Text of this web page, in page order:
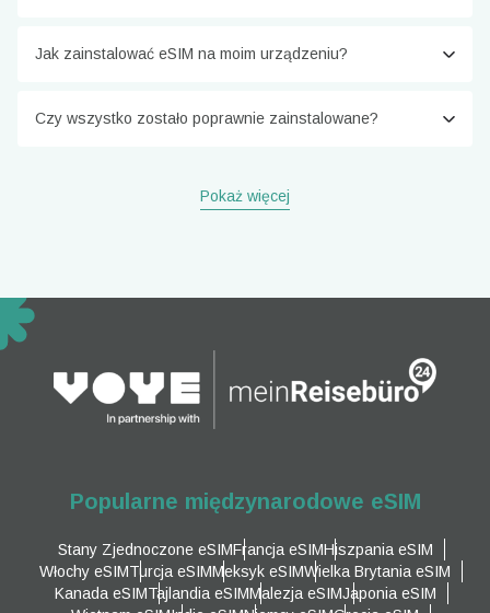
Jak zainstalować eSIM na moim urządzeniu?
Czy wszystko zostało poprawnie zainstalowane?
Pokaż więcej
Popularne międzynarodowe eSIM
Stany Zjednoczone eSIMFrancja eSIMHiszpania eSIM
Włochy eSIMTurcja eSIMMeksyk eSIMWielka Brytania eSIM
Kanada eSIMTajlandia eSIMMalezja eSIMJaponia eSIM